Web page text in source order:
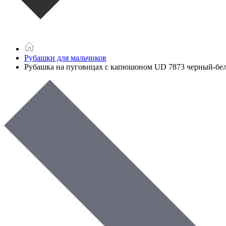
Рубашки для мальчиков
Рубашка на пуговицах с капюшоном UD 7873 черный-